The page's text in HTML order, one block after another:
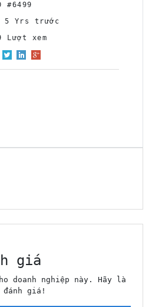
#6499
5 Yrs trước
Lượt xem
giá
doanh nghiệp này. Hãy là
giá!